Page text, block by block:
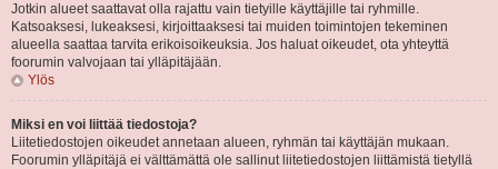
Jotkin alueet saattavat olla rajattu vain tietyille käyttäjille tai ryhmille.
Katsoaksesi, lukeaksesi, kirjoittaaksesi tai muiden toimintojen tekeminen
alueella saattaa tarvita erikoisoikeuksia. Jos haluat oikeudet, ota yhteyttä
foorumin valvojaan tai ylläpitäjään.
Ylös
Miksi en voi liittää tiedostoja?
Liitetiedostojen oikeudet annetaan alueen, ryhmän tai käyttäjän mukaan.
Foorumin ylläpitäjä ei välttämättä ole sallinut liitetiedostojen liittämistä tietyllä